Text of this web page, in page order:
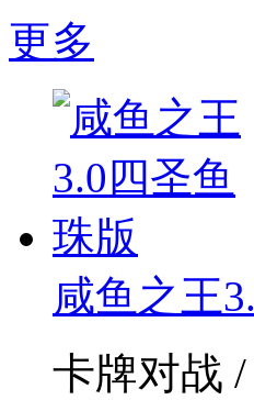
更多
咸鱼之王
卡牌对战